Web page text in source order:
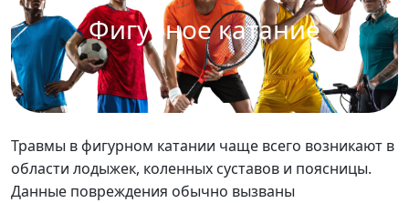
Фигурное катание
Травмы в фигурном катании чаще всего возникают в
области лодыжек, коленных суставов и поясницы.
Данные повреждения обычно вызваны